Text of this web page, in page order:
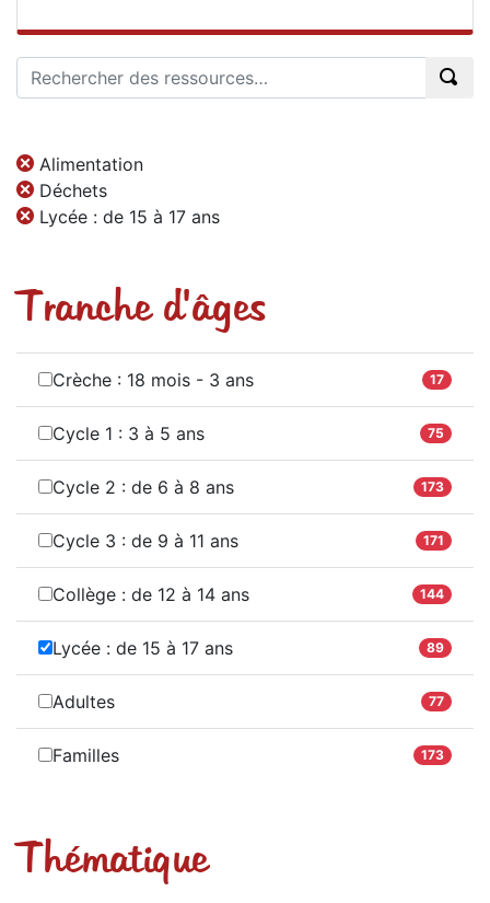
Alimentation
Déchets
Lycée : de 15 à 17 ans
Tranche d'âges
Crèche : 18 mois - 3 ans 17
Cycle 1 : 3 à 5 ans 75
Cycle 2 : de 6 à 8 ans 173
Cycle 3 : de 9 à 11 ans 171
Collège : de 12 à 14 ans 144
Lycée : de 15 à 17 ans 89
Adultes 77
Familles 173
Thématique